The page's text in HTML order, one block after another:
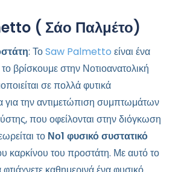
( Σάο Παλμέτο)
: ΤοSaw Palmetto είναι ένα
βρίσκουμε στην Νοτιοανατολική
σε πολλά φυτικά
την αντιμετώπιση συμπτωμάτων
που οφείλονται στην διόγκωση
το Νο1 φυσικό συστατικό
καρκίνου του προστάτη. Με αυτό το